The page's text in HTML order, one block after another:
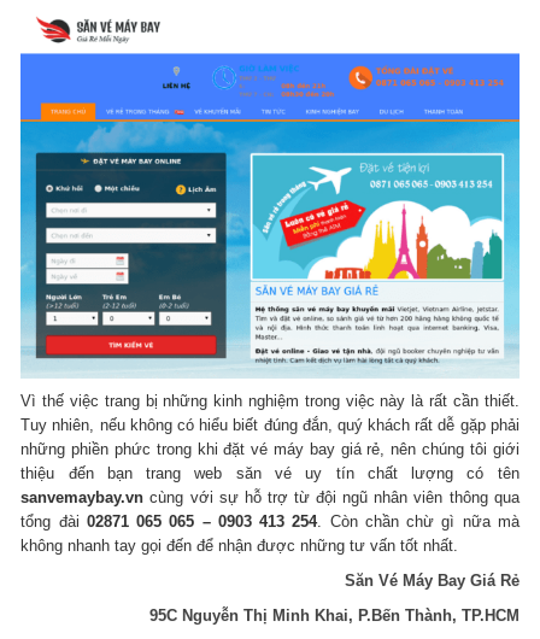
Vì thế việc trang bị những kinh nghiệm trong việc này là rất cần thiết.
Tuy nhiên, nếu không có hiểu biết đúng đắn, quý khách rất dễ gặp phải
những phiền phức trong khi đặt vé máy bay giá rẻ, nên chúng tôi giới
thiệu đến bạn trang web săn vé uy tín chất lượng có tên
sanvemaybay.vn cùng với sự hỗ trợ từ đội ngũ nhân viên thông qua
tổng đài 02871 065 065 – 0903 413 254. Còn chần chừ gì nữa mà
không nhanh tay gọi đến để nhận được những tư vấn tốt nhất.
Săn Vé Máy Bay Giá Rẻ
95C Nguyễn Thị Minh Khai, P.Bến Thành, TP.HCM